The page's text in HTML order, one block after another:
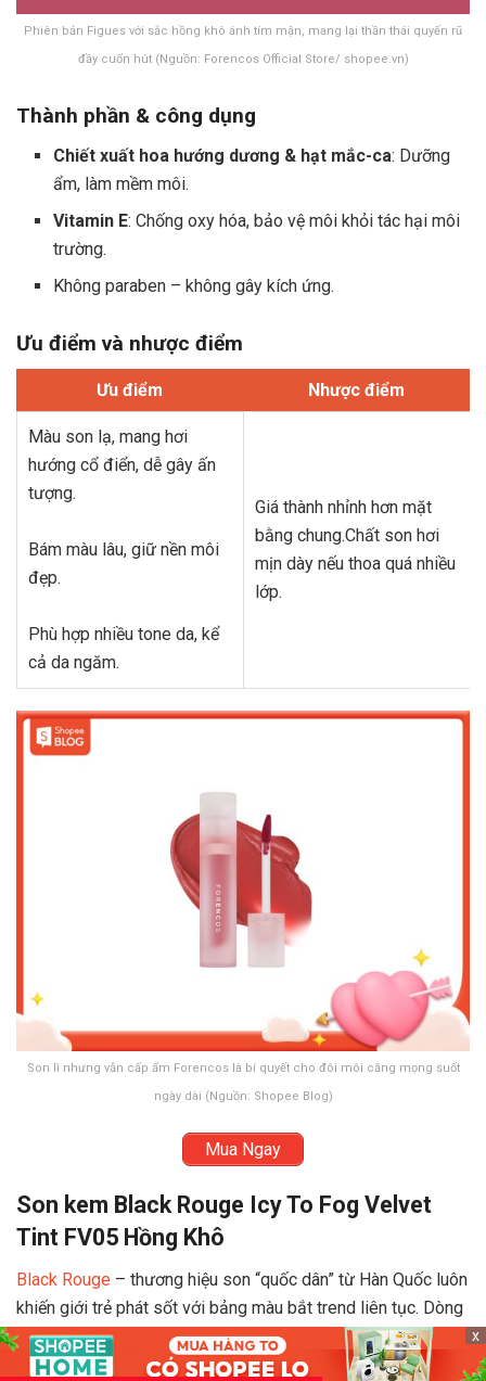
Phiên bản Figues với sắc hồng khô ánh tím mận, mang lại thần thái quyến rũ
đầy cuốn hút (Nguồn: Forencos Official Store/ shopee.vn)
Thành phần & công dụng
Chiết xuất hoa hướng dương & hạt mắc-ca: Dưỡng
ẩm, làm mềm môi.
Vitamin E: Chống oxy hóa, bảo vệ môi khỏi tác hại môi
trường.
Không paraben – không gây kích ứng.
Ưu điểm và nhược điểm
Ưu điểm Nhược điểm
Màu son lạ, mang hơi
hướng cổ điển, dễ gây ấn
tượng.
Bám màu lâu, giữ nền môi
đẹp.
Phù hợp nhiều tone da, kể
cả da ngăm.
Giá thành nhỉnh hơn mặt
bằng chung.Chất son hơi
mịn dày nếu thoa quá nhiều
lớp.
Son lì nhưng vẫn cấp ẩm Forencos là bí quyết cho đôi môi căng mọng suốt
ngày dài (Nguồn: Shopee Blog)
Mua Ngay
Son kem Black Rouge Icy To Fog Velvet
Tint FV05 Hồng Khô
Black Rouge – thương hiệu son “quốc dân” từ Hàn Quốc luôn
khiến giới trẻ phát sốt với bảng màu bắt trend liên tục. Dòng
son Black Rouge
Icy To Fog là phiên bản giới hạn với hiệu
ứng làm mát nhẹ như tuyết tan, cực kỳ phù hợp với thời tiết
x